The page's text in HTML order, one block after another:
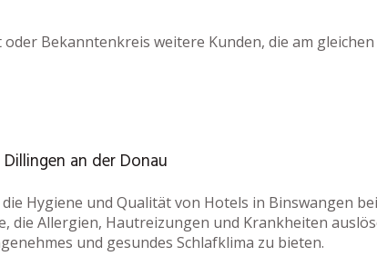
Bekanntenkreis weitere Kunden, die am
an der Donau
Hygiene und Qualität von Hotels in Binswangen
die Allergien, Hautreizungen und Krankheiten
und gesundes Schlafklima zu bieten.